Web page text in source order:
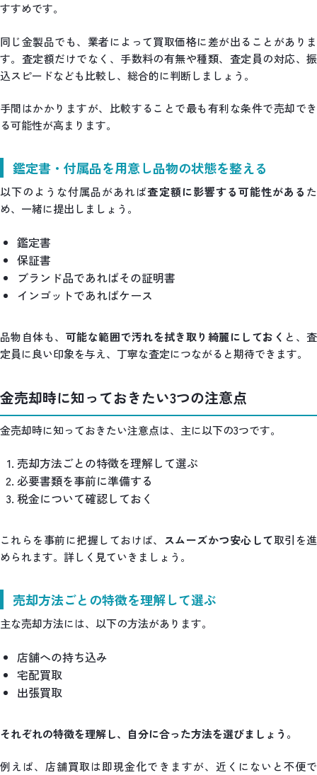
すすめです。
同じ金製品でも、業者によって買取価格に差が出ることがありま
す。査定額だけでなく、手数料の有無や種類、査定員の対応、振
込スピードなども比較し、総合的に判断しましょう。
手間はかかりますが、比較することで最も有利な条件で売却でき
る可能性が高まります。
鑑定書・付属品を用意し品物の状態を整える
以下のような付属品があれば査定額に影響する可能性がある た
め、一緒に提出しましょう。
鑑定書
保証書
ブランド品であればその証明書
インゴットであればケース
品物自体も、 可能な範囲で汚れを拭き取り綺麗にしておく と、査
定員に良い印象を与え、丁寧な査定につながると期待できます。
金売却時に知っておきたい3つの注意点
金売却時に知っておきたい注意点は、主に以下の3つです。
売却方法ごとの特徴を理解して選ぶ
必要書類を事前に準備する
税金について確認しておく
これらを事前に把握しておけば、 スムーズかつ安心して取引を進
められます。詳しく見ていきましょう。
売却方法ごとの特徴を理解して選ぶ
主な売却方法には、以下の方法があります。
店舗への持ち込み
宅配買取
出張買取
それぞれの特徴を理解し、自分に合った方法を選びましょう。
例えば、店舗買取は即現金化できますが、近くにないと不便で